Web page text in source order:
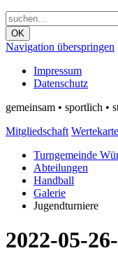
OK
Navigation überspringen
Impressum
Datenschutz
gemeinsam • sportlich •
Mitgliedschaft Wertekarte
Turngemeinde
Abteilungen
Handball
Galerie
Jugendturniere
2022-05-